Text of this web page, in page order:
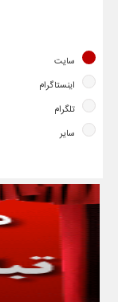
سایت
اینستاگرام
تلگرام
سایر